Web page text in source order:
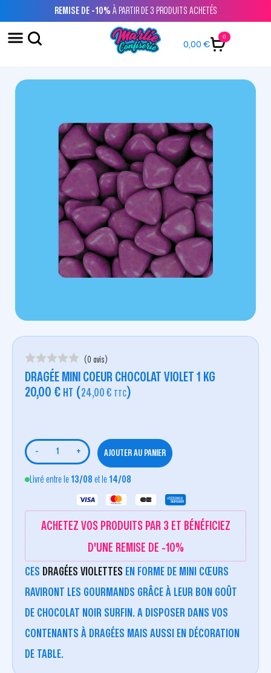
REMISE DE -10% À PARTIR DE 3 PRODUITS ACHETÉS
0,00€
0
(0 avis)
DRAGÉE MINI COEUR CHOCOLAT VIOLET 1 KG
20,00 € HT (24,00 € TTC)
- + AJOUTER AU PANIER
Livré entre le 13/08 et le 14/08
ACHETEZ VOS PRODUITS PAR 3 ET BÉNÉFICIEZ
D'UNE REMISE DE -10%
CES DRAGÉES VIOLETTES EN FORME DE MINI CŒURS
RAVIRONT LES GOURMANDS GRÂCE À LEUR BON GOÛT
DE CHOCOLAT NOIR SURFIN. A DISPOSER DANS VOS
CONTENANTS À DRAGÉES MAIS AUSSI EN DÉCORATION
DE TABLE.